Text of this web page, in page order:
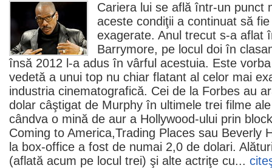
Cariera lui se află într-un punct
aceste condiţii a continuat să
exagerate. Anul trecut s-a aflat
Barrymore, pe locul doi în
însă 2012 l-a adus în vârful acestuia. Este
vedetă a unui top nu chiar flatant al celor mai
industria cinematografică. Cei de la Forbes au
dolar câştigat de Murphy în ultimele trei filme
cândva o mină de aur a Hollywood-ului prin
Coming to America,Trading Places sau Beverly
la box-office a fost de numai 2,0 de dolari.
(aflată acum pe locul trei) şi alte actriţe cu...